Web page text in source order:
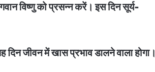
विष्णु को प्रसन्न करें। इस दिन सूर्य-
जीवन में खास प्रभाव डालने वाला होगा।